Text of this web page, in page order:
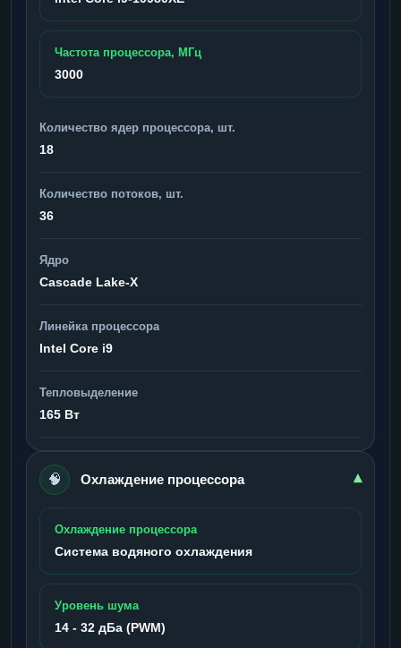
Частота процессора, МГц
3000
Количество ядер процессора, шт.
18
Количество потоков, шт.
36
Ядро
Cascade Lake-X
Линейка процессора
Intel Core i9
Тепловыделение
165 Вт
🧠 Охлаждение процессора ▾
Охлаждение процессора
Система водяного охлаждения
Уровень шума
14 - 32 дБа (PWM)